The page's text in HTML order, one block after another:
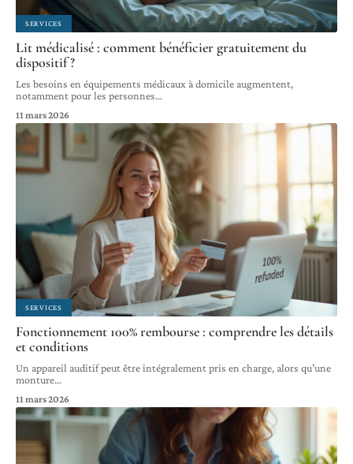
SERVICES
Lit médicalisé : comment bénéficier gratuitement du
dispositif ?
Les besoins en équipements médicaux à domicile augmentent,
notamment pour les personnes…
11 mars 2026
SERVICES
Fonctionnement 100% rembourse : comprendre les détails
et conditions
Un appareil auditif peut être intégralement pris en charge, alors qu’une
monture…
11 mars 2026